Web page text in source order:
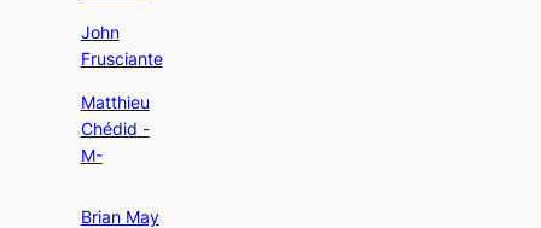
John
Frusciante
Matthieu
Chédid -
M-
Brian May